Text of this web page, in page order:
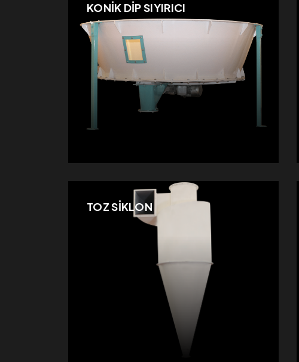
KONİK DİP SIYIRICI
TOZ SİKLON